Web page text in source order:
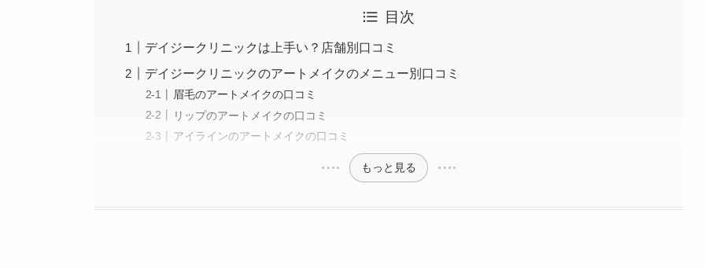
目次
デイジークリニックは上手い？店舗別口コミ
デイジークリニックのアートメイクのメニュー別口コミ
眉毛のアートメイクの口コミ
リップのアートメイクの口コミ
アイラインのアートメイクの口コミ
もっと見る